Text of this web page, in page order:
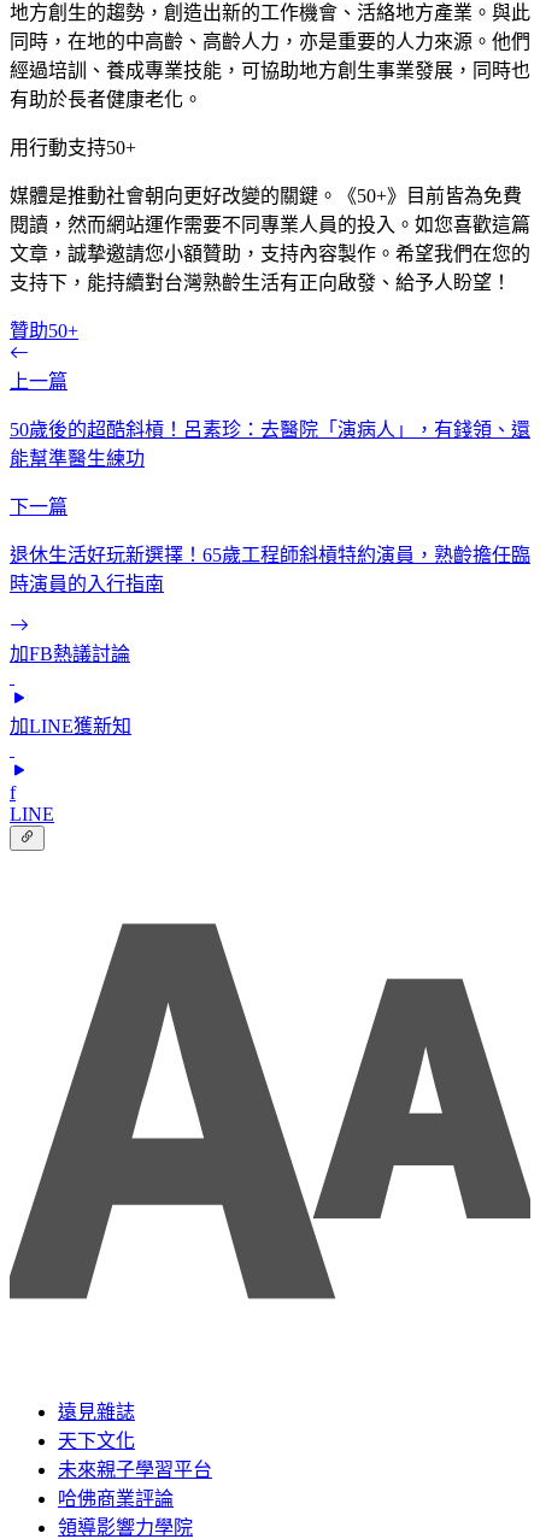
地方創生的趨勢，創造出新的工作機會、活絡地方產業。與此
同時，在地的中高齡、高齡人力，亦是重要的人力來源。他們
經過培訓、養成專業技能，可協助地方創生事業發展，同時也
有助於長者健康老化。
用行動支持50+
媒體是推動社會朝向更好改變的關鍵。《50+》目前皆為免費
閱讀，然而網站運作需要不同專業人員的投入。如您喜歡這篇
文章，誠摯邀請您小額贊助，支持內容製作。希望我們在您的
支持下，能持續對台灣熟齡生活有正向啟發、給予人盼望！
贊助50+
上一篇
50歲後的超酷斜槓！呂素珍：去醫院「演病人」，有錢領、還
能幫準醫生練功
下一篇
退休生活好玩新選擇！65歲工程師斜槓特約演員，熟齡擔任臨
時演員的入行指南
加FB熱議討論
加LINE獲新知
f
LINE
遠見雜誌
天下文化
未來親子學習平台
哈佛商業評論
領導影響力學院